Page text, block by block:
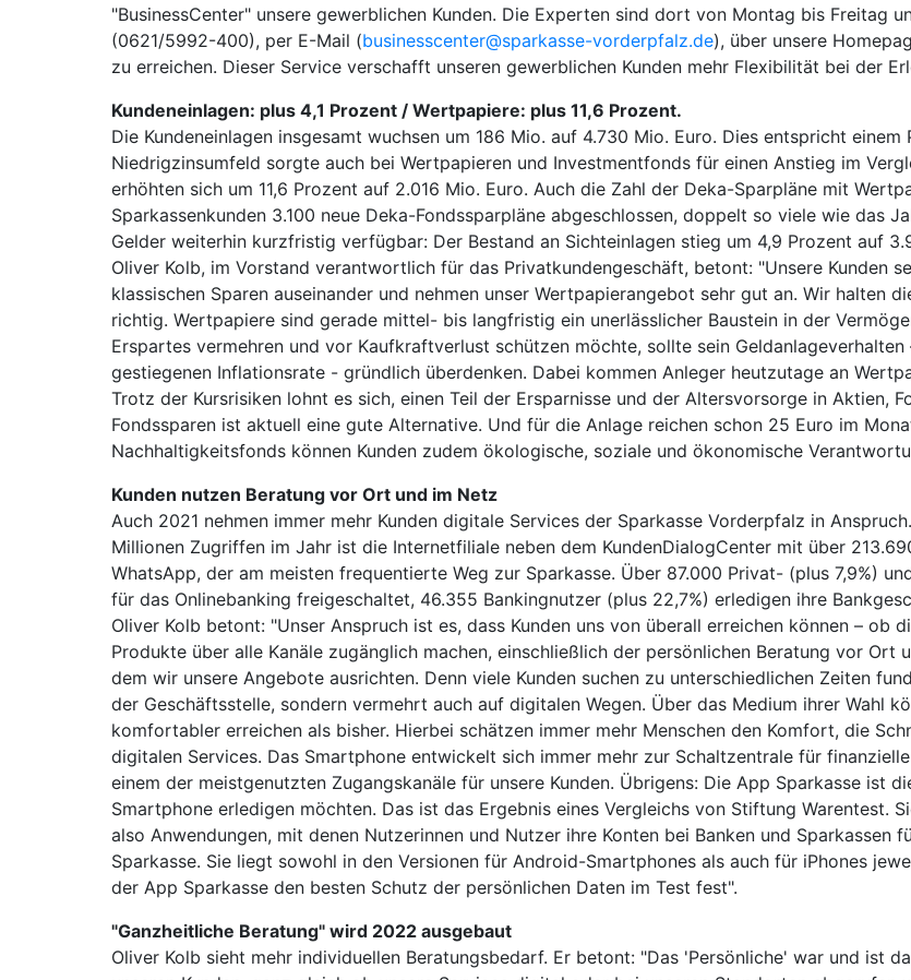
"BusinessCenter" unsere gewerblichen Kunden. Die Experten sind dort von Montag bis Freitag
(0621/5992-400), per E-Mail (businesscenter@sparkasse-vorderpfalz.de), über unsere
zu erreichen. Dieser Service verschafft unseren gewerblichen Kunden mehr Flexibilität bei der
Kundeneinlagen: plus 4,1 Prozent / Wertpapiere: plus 11,6 Prozent.
Die Kundeneinlagen insgesamt wuchsen um 186 Mio. auf 4.730 Mio. Euro. Dies entspricht
Niedrigzinsumfeld sorgte auch bei Wertpapieren und Investmentfonds für einen Anstieg im
erhöhten sich um 11,6 Prozent auf 2.016 Mio. Euro. Auch die Zahl der Deka-Sparpläne mit
Sparkassenkunden 3.100 neue Deka-Fondssparpläne abgeschlossen, doppelt so viele wie das
Gelder weiterhin kurzfristig verfügbar: Der Bestand an Sichteinlagen stieg um 4,9 Prozent auf
Oliver Kolb, im Vorstand verantwortlich für das Privatkundengeschäft, betont: "Unsere Kunden
klassischen Sparen auseinander und nehmen unser Wertpapierangebot sehr gut an. Wir halten
richtig. Wertpapiere sind gerade mittel- bis langfristig ein unerlässlicher Baustein in der
Erspartes vermehren und vor Kaufkraftverlust schützen möchte, sollte sein
gestiegenen Inflationsrate - gründlich überdenken. Dabei kommen Anleger heutzutage an
Trotz der Kursrisiken lohnt es sich, einen Teil der Ersparnisse und der Altersvorsorge in Aktien,
Fondssparen ist aktuell eine gute Alternative. Und für die Anlage reichen schon 25 Euro im
Nachhaltigkeitsfonds können Kunden zudem ökologische, soziale und ökonomische
Kunden nutzen Beratung vor Ort und im Netz
Auch 2021 nehmen immer mehr Kunden digitale Services der Sparkasse Vorderpfalz in
Millionen Zugriffen im Jahr ist die Internetfiliale neben dem KundenDialogCenter mit über
WhatsApp, der am meisten frequentierte Weg zur Sparkasse. Über 87.000 Privat- (plus 7,9%)
für das Onlinebanking freigeschaltet, 46.355 Bankingnutzer (plus 22,7%) erledigen ihre
Oliver Kolb betont: "Unser Anspruch ist es, dass Kunden uns von überall erreichen können – ob
Produkte über alle Kanäle zugänglich machen, einschließlich der persönlichen Beratung vor Ort
dem wir unsere Angebote ausrichten. Denn viele Kunden suchen zu unterschiedlichen Zeiten
der Geschäftsstelle, sondern vermehrt auch auf digitalen Wegen. Über das Medium ihrer Wahl
komfortabler erreichen als bisher. Hierbei schätzen immer mehr Menschen den Komfort, die
digitalen Services. Das Smartphone entwickelt sich immer mehr zur Schaltzentrale für
einem der meistgenutzten Zugangskanäle für unsere Kunden. Übrigens: Die App Sparkasse ist
Smartphone erledigen möchten. Das ist das Ergebnis eines Vergleichs von Stiftung Warentest.
also Anwendungen, mit denen Nutzerinnen und Nutzer ihre Konten bei Banken und Sparkassen
Sparkasse. Sie liegt sowohl in den Versionen für Android-Smartphones als auch für iPhones
der App Sparkasse den besten Schutz der persönlichen Daten im Test fest".
"Ganzheitliche Beratung" wird 2022 ausgebaut
Oliver Kolb sieht mehr individuellen Beratungsbedarf. Er betont: "Das 'Persönliche' war und ist